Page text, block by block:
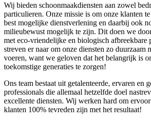
Wij bieden schoonmaakdiensten aan zowel
particulieren. Onze missie is om onze klanten
best mogelijke dienstverlening en daarbij ook
milieubewust mogelijk te zijn. Dit doen we
met eco-vriendelijke en biologisch afbreekbare
streven er naar om onze diensten zo duurzaam
voeren, want we geloven dat het belangrijk is
toekomstige generaties te zorgen!
Ons team bestaat uit getalenteerde, ervaren en
professionals die allemaal hetzelfde doel
excellente diensten. Wij werken hard om
klanten 100% tevreden zijn met het resultaat!